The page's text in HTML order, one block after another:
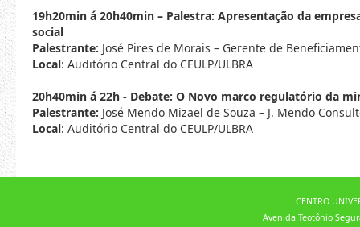
19h20min á 20h40min – Palestra: Apresentação da
social
Palestrante: José Pires de Morais – Gerente de
Local: Auditório Central do CEULP/ULBRA
20h40min á 22h - Debate: O Novo marco regulatório da
Palestrante: José Mendo Mizael de Souza – J. Mendo
Local: Auditório Central do CEULP/ULBRA
CENTRO
Avenida Teotônio